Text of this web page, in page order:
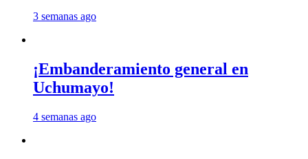
3 semanas ago
¡Embanderamiento general en
Uchumayo!
4 semanas ago